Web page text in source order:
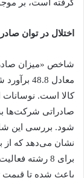
گرفته است، بر
اختلال در توان
شاخص «میزان
معادل
کالا است. نوسانات
صادراتی شرکت‌ها
شود. بررسی این
باعث شده تا قیمت